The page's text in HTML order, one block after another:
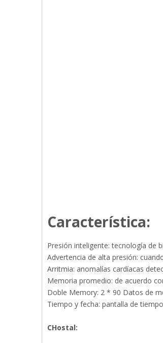
Característica:
Presión inteligente: tecnología de
Advertencia de alta presión:
Arritmia: anomalías cardíacas
Memoria promedio: de acuerdo
Doble Memory: 2 * 90 Datos de
Tiempo y fecha: pantalla de
CHostal: